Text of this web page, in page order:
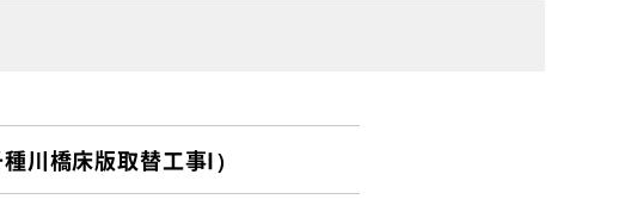
川橋床版取替工事I）